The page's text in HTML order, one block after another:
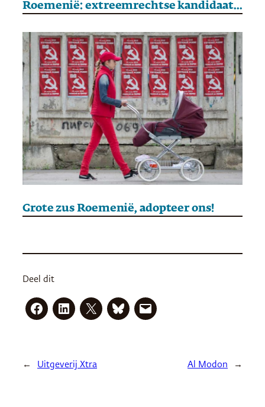
Roemenië: extreemrechtse kandidaat Georgescu uitgesloten van verkiezingen
Grote zus Roemenië, adopteer ons!
Deel dit
← Uitgeverij Xtra Al Modon →